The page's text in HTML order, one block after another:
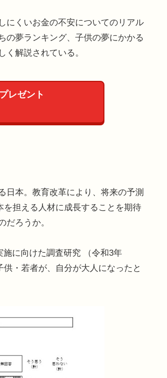
にくいお金の不安についてのリアル
の夢ランキング、子供の夢にかかる
解説されている。
レゼント
本。教育改革により、将来の予測
担える人材に成長することを期待
だろうか。
に向けた調査研究 （令和3年
・若者が、自分が大人になったと